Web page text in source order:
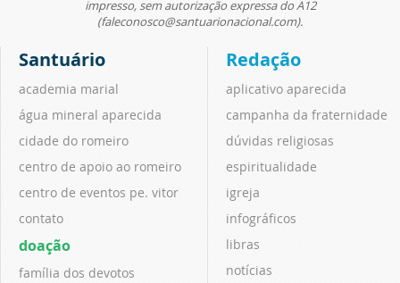
impresso, sem autorização expressa do A12
(faleconosco@santuarionacional.com).
Santuário
academia marial
água mineral aparecida
cidade do romeiro
centro de apoio ao romeiro
centro de eventos pe. vitor
contato
doação
família dos devotos
Redação
aplicativo aparecida
campanha da fraternidade
dúvidas religiosas
espiritualidade
igreja
infográficos
libras
notícias